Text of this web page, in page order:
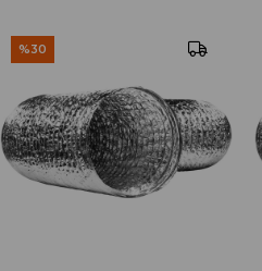
%30